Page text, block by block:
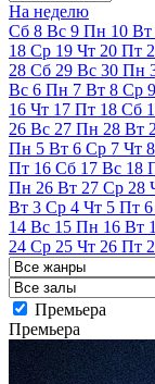
На неделю
Сб 8 Вс 9 Пн 10 Вт
18 Ср 19 Чт 20 Пт
28 Сб 29 Вс 30 Пн
Вс 6 Пн 7 Вт 8 Ср 9
16 Чт 17 Пт 18 Сб
26 Вс 27 Пн 28 Вт
Пн 5 Вт 6 Ср 7 Чт 8
Пт 16 Сб 17 Вс 18
Пн 26 Вт 27 Ср 28
Вт 3 Ср 4 Чт 5 Пт 6
14 Вс 15 Пн 16 Вт
24 Ср 25 Чт 26 Пт
Премьера
Премьера